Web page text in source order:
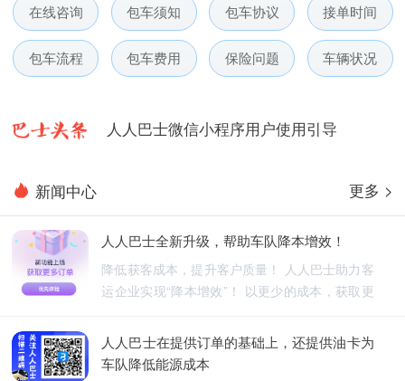
在线咨询 包车须知 包车协议 接单时间
包车流程 包车费用 保险问题 车辆状况
人人巴士春节放假通知-杭州包车网
人人巴士电话包车5月数据榜
人人巴士微信小程序用户使用引导
人人巴士五一放假通知-杭州包车网
人人巴士春节放假通知-杭州包车网
新闻中心 更多 >
人人巴士全新升级，帮助车队降本增效！
降低获客成本，提升客户质量！ 人人巴士助力客
运企业实现“降本增效”！ 以更少的成本，获取更
人人巴士在提供订单的基础上，还提供油卡为
车队降低能源成本